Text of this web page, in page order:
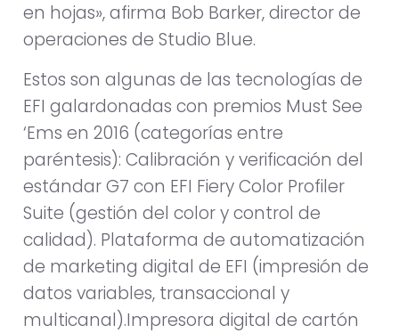
en hojas», afirma Bob Barker, director de
operaciones de Studio Blue.
Estos son algunas de las tecnologías de
EFI galardonadas con premios Must See
‘Ems en 2016 (categorías entre
paréntesis): Calibración y verificación del
estándar G7 con EFI Fiery Color Profiler
Suite (gestión del color y control de
calidad). Plataforma de automatización
de marketing digital de EFI (impresión de
datos variables, transaccional y
multicanal).Impresora digital de cartón